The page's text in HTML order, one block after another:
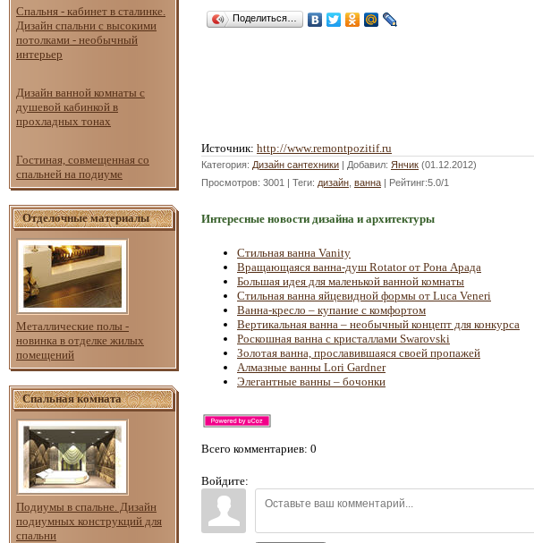
Спальня - кабинет в сталинке.
Дизайн спальни с высокими
потолками - необычный
интерьер
Дизайн ванной комнаты с
душевой кабинкой в
прохладных тонах
Гостиная, совмещенная со
спальней на подиуме
Отделочные материалы
Металлические полы -
новинка в отделке жилых
помещений
Спальная комната
Подиумы в спальне. Дизайн
подиумных конструкций для
спальни
Поделиться…
Источник: http://www.remontpozitif.ru
Категория: Дизайн сантехники | Добавил: Янчик (01.12.2012)
Просмотров: 3001 | Теги: дизайн ванна | Рейтинг:5.0/1
Интересные новости дизайна и архитектуры
Стильная ванна Vanity
Вращающаяся ванна-душ Rotator от Рона Арада
Большая идея для маленькой ванной комнаты
Стильная ванна яйцевидной формы от Luca Veneri
Ванна-кресло – купание с комфортом
Вертикальная ванна – необычный концепт для конкурса
Роскошная ванна с кристаллами Swarovski
Золотая ванна, прославившаяся своей пропажей
Алмазные ванны Lori Gardner
Элегантные ванны – бочонки
Всего комментариев: 0
Войдите: